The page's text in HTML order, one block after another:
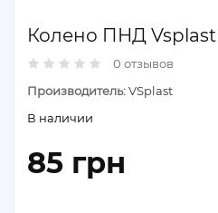
Колено ПНД Vsplast
0 отзывов
Производитель:VSplast
В наличии
85 грн